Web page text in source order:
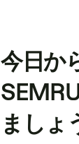
今日か
ましょ